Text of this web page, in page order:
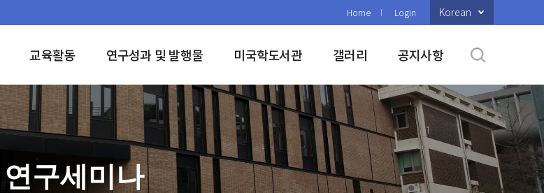
Home Login Korean
교육활동 연구성과 및 발행물 미국학도서관 갤러리 공지사항
연구세미나